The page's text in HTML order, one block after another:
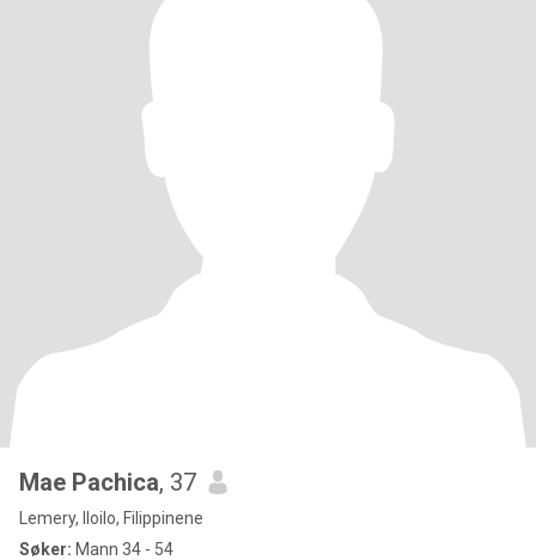
Mae Pachica, 37
Lemery, Iloilo, Filippinene
Søker: Mann 34 - 54